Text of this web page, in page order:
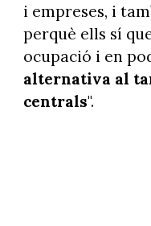
i empreses, i
perquè ells sí
ocupació i en
alternativa al
centrals".